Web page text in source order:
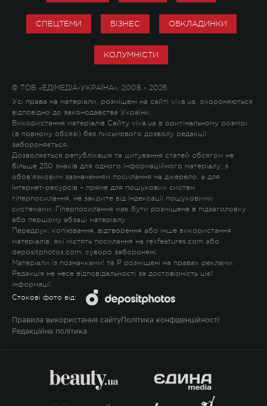
СПЕЦТЕМИ БІЗНЕС ОБКЛАДИНКИ
КОЛУМНІСТИ
© ТОВ «ЕДІМЕДІА-УКРАЇНА», 2008 - 2026
Усі права на матеріали, розміщені на сайті viva.ua, охороняються
відповідно до законодавства України.
Використання матеріалів Сайту viva.ua в оригінальному розмірі
(в повному обсязі) без письмового дозволу редакції
забороняється.
Дозволяється републікація та цитування статей обсягом не
більше 250 знаків для одного інформаційного матеріалу, з
обов'язковим зазначенням посилання на джерело, а для
Інтернет-ресурсів – пряме для пошукових систем
гіперпосилання, не закрите від індексації пошуковими
системами. Гіперпосилання має бути розміщене в підзаголовку
або першому абзаці матеріалу.
Передрук, копіювання, відтворення або інше використання
матеріалів, які містять посилання на rexfeatures.com або
depositphotos.com, суворо заборонені.
Матеріали із позначками! та P розміщені на правах реклами.
Редакція не несе відповідальності за достовірність цієї
інформації.
Стокові фото від:
Правила використання сайту Політика конфіденційності
Редакційна політика